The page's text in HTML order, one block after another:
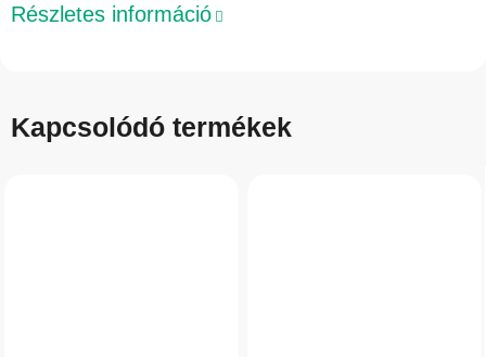
Részletes információ
Kapcsolódó termékek